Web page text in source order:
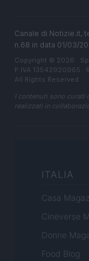
Canale di Notizie.it,
n.68 in data 01/03/
Copyright © 2026 ·
P.IVA 13542920965 ·
All Rights Reserved
I contenuti sono curati
realizzati in
ITALIA
Casa
Cineverse
Donne
Food Blog